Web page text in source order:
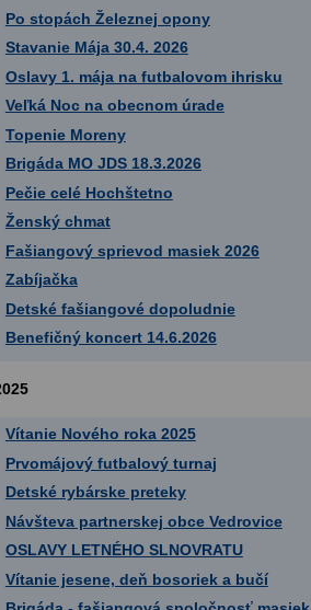
Po stopách Železnej opony
Stavanie Mája 30.4. 2026
Oslavy 1. mája na futbalovom ihrisku
Veľká Noc na obecnom úrade
Topenie Moreny
Brigáda MO JDS 18.3.2026
Pečie celé Hochštetno
Ženský chmat
Fašiangový sprievod masiek 2026
Zabíjačka
Detské fašiangové dopoludnie
Benefičný koncert 14.6.2026
Vítanie Nového roka 2025
Prvomájový futbalový turnaj
Detské rybárske preteky
Návšteva partnerskej obce Vedrovice
OSLAVY LETNÉHO SLNOVRATU
Vítanie jesene, deň bosoriek a bučí